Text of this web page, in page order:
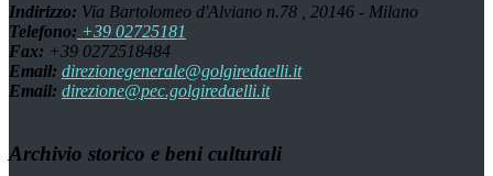
Indirizzo: Via Bartolomeo d'Alviano n.78 , 20146 - Milano
Telefono: +39 02725181
Fax: +39 0272518484
Email: direzionegenerale@golgiredaelli.it
Email: direzione@pec.golgiredaelli.it
Archivio storico e beni culturali